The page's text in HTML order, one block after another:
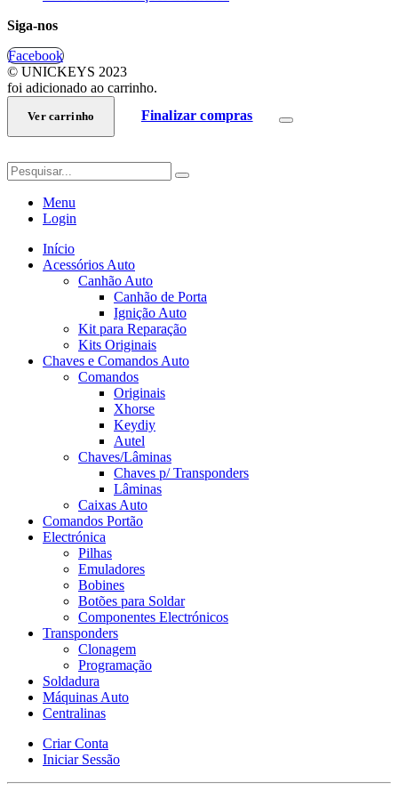
Siga-nos
Facebook
© UNICKEYS 2023
foi adicionado ao carrinho.
Ver carrinho Finalizar compras
Menu
Login
Início
Acessórios Auto
Canhão Auto
Canhão de Porta
Ignição Auto
Kit para Reparação
Kits Originais
Chaves e Comandos Auto
Comandos
Originais
Xhorse
Keydiy
Autel
Chaves/Lâminas
Chaves p/ Transponders
Lâminas
Caixas Auto
Comandos Portão
Electrónica
Pilhas
Emuladores
Bobines
Botões para Soldar
Componentes Electrónicos
Transponders
Clonagem
Programação
Soldadura
Máquinas Auto
Centralinas
Criar Conta
Iniciar Sessão